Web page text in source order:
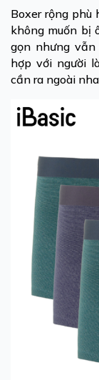
Boxer rộng phù
không muốn bị
gọn nhưng
hợp với người
cần ra ngoài